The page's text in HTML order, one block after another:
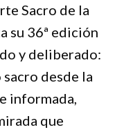
Sacro de la
su 36ª edición
y deliberado:
desde la
informada,
que